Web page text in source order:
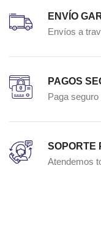
ENVÍO
Envíos a
PAGOS
Paga
SOPORTE
Atendemos